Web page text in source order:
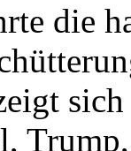
die